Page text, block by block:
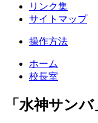
リンク集
サイトマップ
操作方法
ホーム
校長室
「水神サン